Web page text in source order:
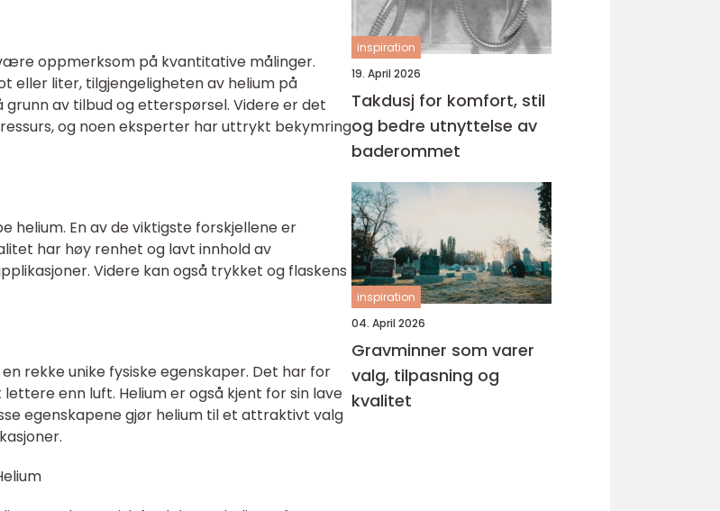
oppmerksom på kvantitative målinger.
eller liter, tilgjengeligheten av helium på
av tilbud og etterspørsel. Videre er det
og noen eksperter har uttrykt bekymring
helium. En av de viktigste forskjellene er
har høy renhet og lavt innhold av
Videre kan også trykket og flaskens
rekke unike fysiske egenskaper. Det har for
enn luft. Helium er også kjent for sin lave
egenskapene gjør helium til et attraktivt valg
inspiration
19. April 2026
Takdusj for komfort, stil
og bedre utnyttelse av
baderommet
inspiration
04. April 2026
Gravminner som varer
valg, tilpasning og
kvalitet